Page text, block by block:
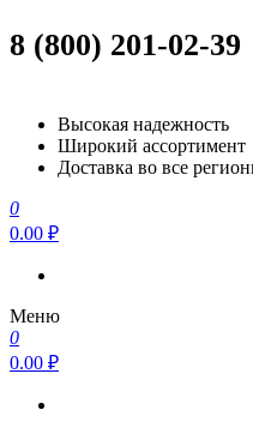
8 (800) 201-02-39
Высокая надежность
Широкий ассортимент
Доставка во все
0
0.00 ₽
Меню
0
0.00 ₽